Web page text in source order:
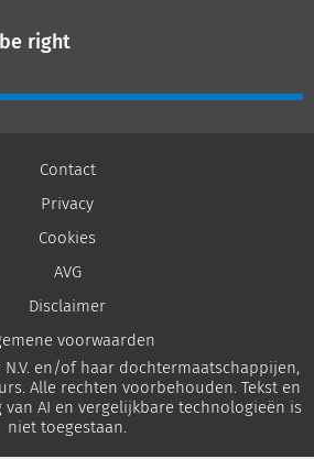
right
Contact
Privacy
Cookies
AVG
Disclaimer
voorwaarden
N.V. en/of haar dochtermaatschappijen,
Alle rechten voorbehouden. Tekst en
AI en vergelijkbare technologieën is
niet toegestaan.